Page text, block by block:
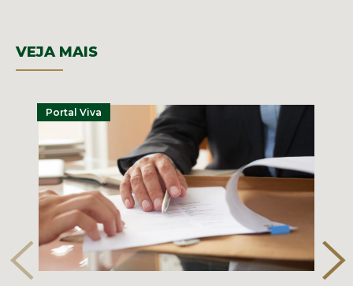
Folder digital
VEJA MAIS
Portal Viva